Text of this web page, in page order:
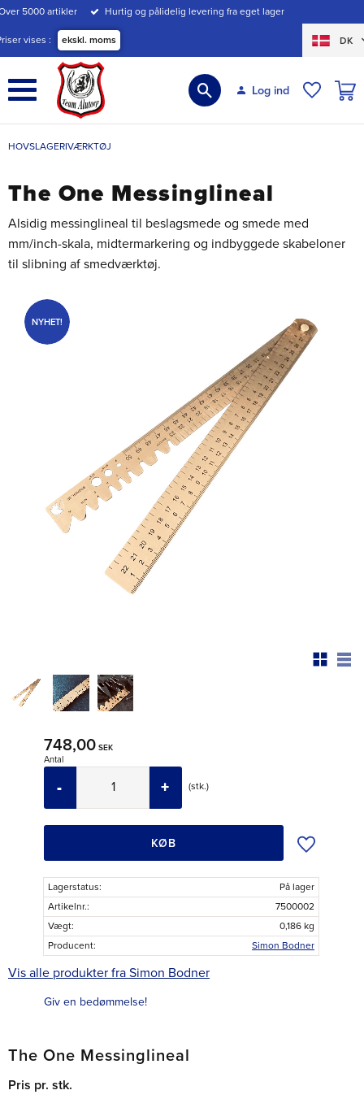
Menu
5000 artikler Hurtig og pålidelig levering fra eget lager
vises ekskl. moms DK
Log ind
HOVSLAGERIVÆRKTØJ
The One Messinglineal
Alsidig messinglineal til beslagsmede og smede med
mm/inch-skala, midtermarkering og indbyggede skabeloner
til slibning af smedværktøj.
NYHET!
748,00 SEK
Antal
stk.
+
-
KØB Tilføj til
Lagerstatus
På lager
Artikelnr.
7500002
Vægt
0,186 kg
Producent
Simon Bodner
Vis alle produkter fra Simon Bodner
Giv en bedømmelse!
The One Messinglineal
Pris pr. stk.